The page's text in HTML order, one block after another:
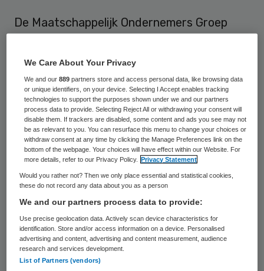
De Maatschappelijk Ondernemers Groep
1700 ondernemers in Welzijn &
Maatschappelijk Dienstverlening,
Jeugdzorg en Kinderopvang, splitst op.
Vanaf 1 januari 2011 zijn komen er drie
zelfstandige brancheorganisaties. Dat
meldt Sociaal Totaal.
Verzelfstandiging branches
MOgroep Welzijn & Maatschappelijke
Dienstverlening, MOgroep Jeugdzorg en
MOgroep Kinderopvang profileerden zich al
langer zelfstandig. De branches raakten
We Care About Your Privacy
We and our889 partners store and access personal data, like browsing data
or unique identifiers, on your device. Selecting I Accept enables tracking
technologies to support the purposes shown under we and our partners
process data to provide. Selecting Reject All or withdrawing your consent will
disable them. If trackers are disabled, some content and ads you see may not
be as relevant to you. You can resurface this menu to change your choices or
withdraw consent at any time by clicking the Manage Preferences link on the
bottom of the webpage. Your choices will have effect within our Website. For
more details, refer to our Privacy Policy.
Privacy Statement
Would you rather not? Then we only place essential and statistical cookies,
these do not record any data about you as a person
We and our partners process data to provide:
Use precise geolocation data. Actively scan device characteristics for
identification. Store and/or access information on a device. Personalised
advertising and content, advertising and content measurement, audience
research and services development.
List of Partners (vendors)